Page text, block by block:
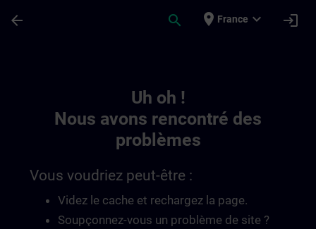
arrow_back search place France expand_more login
Uh oh !
Nous avons rencontré des
problèmes
Vous voudriez peut-être :
Videz le cache et rechargez la page.
Soupçonnez-vous un problème de site ?